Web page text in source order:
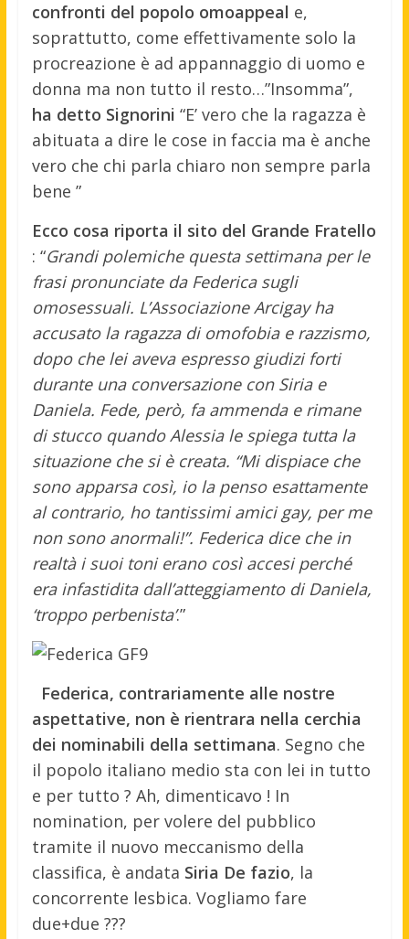
confronti del popolo omoappeal e,
soprattutto, come effettivamente solo la
procreazione è ad appannaggio di uomo e
donna ma non tutto il resto…”Insomma”,
ha detto Signorini “E’ vero che la ragazza è
abituata a dire le cose in faccia ma è anche
vero che chi parla chiaro non sempre parla
bene ”
Ecco cosa riporta il sito del Grande Fratello
: “Grandi polemiche questa settimana per le
frasi pronunciate da Federica sugli
omosessuali. L’Associazione Arcigay ha
accusato la ragazza di omofobia e razzismo,
dopo che lei aveva espresso giudizi forti
durante una conversazione con Siria e
Daniela. Fede, però, fa ammenda e rimane
di stucco quando Alessia le spiega tutta la
situazione che si è creata. “Mi dispiace che
sono apparsa così, io la penso esattamente
al contrario, ho tantissimi amici gay, per me
non sono anormali!”. Federica dice che in
realtà i suoi toni erano così accesi perché
era infastidita dall’atteggiamento di Daniela,
‘troppo perbenista’.”
Federica, contrariamente alle nostre
aspettative, non è rientrara nella cerchia
dei nominabili della settimana. Segno che
il popolo italiano medio sta con lei in tutto
e per tutto ? Ah, dimenticavo ! In
nomination, per volere del pubblico
tramite il nuovo meccanismo della
classifica, è andata Siria De fazio, la
concorrente lesbica. Vogliamo fare
due+due ???